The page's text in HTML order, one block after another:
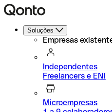
Soluções
Empresas
Independentes
Freelancers e ENI
Microempresas